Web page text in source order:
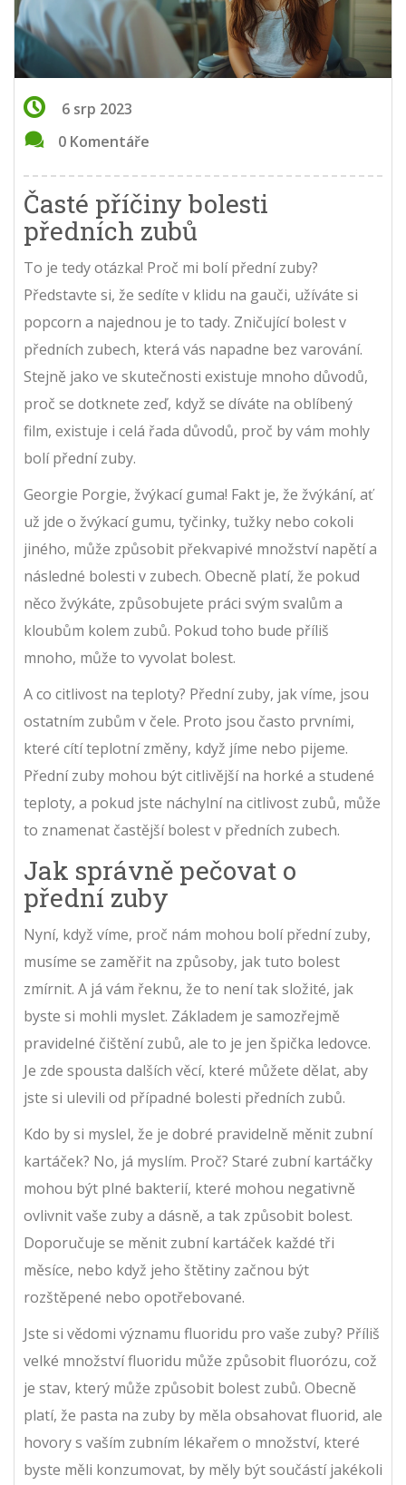
6 srp 2023
0 Komentáře
Časté příčiny bolesti
předních zubů
To je tedy otázka! Proč mi bolí přední zuby?
Představte si, že sedíte v klidu na gauči, užíváte si
popcorn a najednou je to tady. Zničující bolest v
předních zubech, která vás napadne bez varování.
Stejně jako ve skutečnosti existuje mnoho důvodů,
proč se dotknete zeď, když se díváte na oblíbený
film, existuje i celá řada důvodů, proč by vám mohly
bolí přední zuby.
Georgie Porgie, žvýkací guma! Fakt je, že žvýkání, ať
už jde o žvýkací gumu, tyčinky, tužky nebo cokoli
jiného, může způsobit překvapivé množství napětí a
následné bolesti v zubech. Obecně platí, že pokud
něco žvýkáte, způsobujete práci svým svalům a
kloubům kolem zubů. Pokud toho bude příliš
mnoho, může to vyvolat bolest.
A co citlivost na teploty? Přední zuby, jak víme, jsou
ostatním zubům v čele. Proto jsou často prvními,
které cítí teplotní změny, když jíme nebo pijeme.
Přední zuby mohou být citlivější na horké a studené
teploty, a pokud jste náchylní na citlivost zubů, může
to znamenat častější bolest v předních zubech.
Jak správně pečovat o
přední zuby
Nyní, když víme, proč nám mohou bolí přední zuby,
musíme se zaměřit na způsoby, jak tuto bolest
zmírnit. A já vám řeknu, že to není tak složité, jak
byste si mohli myslet. Základem je samozřejmě
pravidelné čištění zubů, ale to je jen špička ledovce.
Je zde spousta dalších věcí, které můžete dělat, aby
jste si ulevili od případné bolesti předních zubů.
Kdo by si myslel, že je dobré pravidelně měnit zubní
kartáček? No, já myslím. Proč? Staré zubní kartáčky
mohou být plné bakterií, které mohou negativně
ovlivnit vaše zuby a dásně, a tak způsobit bolest.
Doporučuje se měnit zubní kartáček každé tři
měsíce, nebo když jeho štětiny začnou být
rozštěpené nebo opotřebované.
Jste si vědomi významu fluoridu pro vaše zuby? Příliš
velké množství fluoridu může způsobit fluorózu, což
je stav, který může způsobit bolest zubů. Obecně
platí, že pasta na zuby by měla obsahovat fluorid, ale
hovory s vaším zubním lékařem o množství, které
byste měli konzumovat, by měly být součástí jakékoli